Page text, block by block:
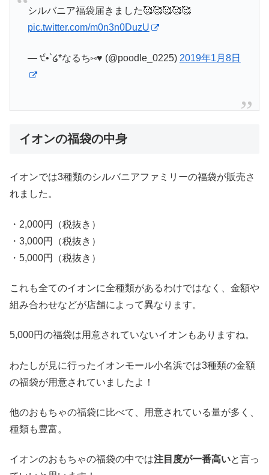
シルバニア福袋届きました🥰🥰🥰🥰🥰
pic.twitter.com/m0n3n0DuzU
— ੯•`໒*なるち⑅♥︎ (@poodle_0225) 2019年1月8日
イオンの福袋の中身
イオンでは3種類のシルバニアファミリーの福袋が販売さ
れました。
・2,000円（税抜き）
・3,000円（税抜き）
・5,000円（税抜き）
これも全てのイオンに全種類があるわけではなく、金額や
組み合わせなどが店舗によって異なります。
5,000円の福袋は用意されていないイオンもありますね。
わたしが見に行ったイオンモール小名浜では3種類の金額
の福袋が用意されていましたよ！
他のおもちゃの福袋に比べて、用意されている量が多く、
種類も豊富。
イオンのおもちゃの福袋の中では注目度が一番高いと言っ